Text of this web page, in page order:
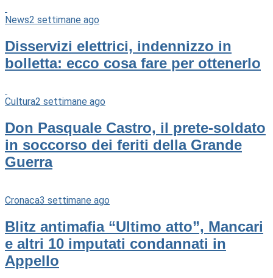
News2 settimane ago
Disservizi elettrici, indennizzo in
bolletta: ecco cosa fare per ottenerlo
Cultura2 settimane ago
Don Pasquale Castro, il prete-soldato
in soccorso dei feriti della Grande
Guerra
Cronaca3 settimane ago
Blitz antimafia “Ultimo atto”, Mancari
e altri 10 imputati condannati in
Appello